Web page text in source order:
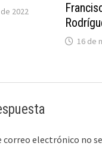
2022
16 de
correo electrónico no